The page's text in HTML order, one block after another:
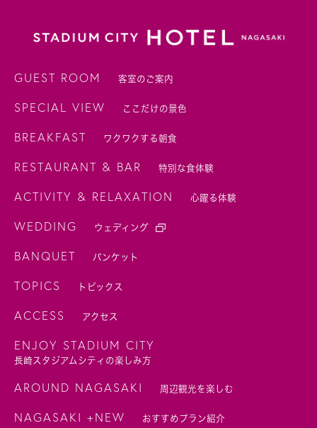
GUEST ROOM 客室のご案内
SPECIAL VIEW ここだけの景色
BREAKFAST ワクワクする朝食
RESTAURANT & BAR 特別な食体験
ACTIVITY & RELAXATION 心躍る体験
WEDDING ウェディング
BANQUET バンケット
TOPICS トピックス
ACCESS アクセス
ENJOY STADIUM CITY
長崎スタジアムシティの楽しみ方
AROUND NAGASAKI 周辺観光を楽しむ
NAGASAKI +NEW おすすめプラン紹介